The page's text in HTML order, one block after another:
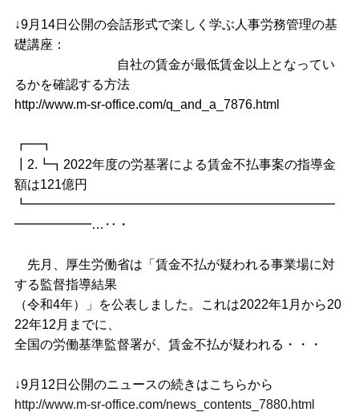
↓9月14日公開の会話形式で楽しく学ぶ人事労務管理の基
礎講座：
自社の賃金が最低賃金以上となってい
るかを確認する方法
http://www.m-sr-office.com/q_and_a_7876.html
┏━┓
┃2.┗┓2022年度の労基署による賃金不払事案の指導金
額は121億円
┗━━━━━━━━━━━━━━━━━━━━━━━━
━━━━━━…‥・
先月、厚生労働省は「賃金不払が疑われる事業場に対
する監督指導結果
（令和4年）」を公表しました。これは2022年1月から20
22年12月までに、
全国の労働基準監督署が、賃金不払が疑われる・・・
↓9月12日公開のニュースの続きはこちらから
http://www.m-sr-office.com/news_contents_7880.html